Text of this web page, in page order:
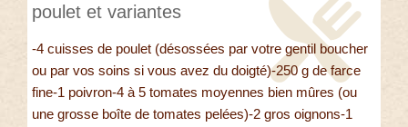
poulet et variantes
-4 cuisses de poulet (désossées par votre gentil boucher
ou par vos soins si vous avez du doigté)-250 g de farce
fine-1 poivron-4 à 5 tomates moyennes bien mûres (ou
une grosse boîte de tomates pelées)-2 gros oignons-1